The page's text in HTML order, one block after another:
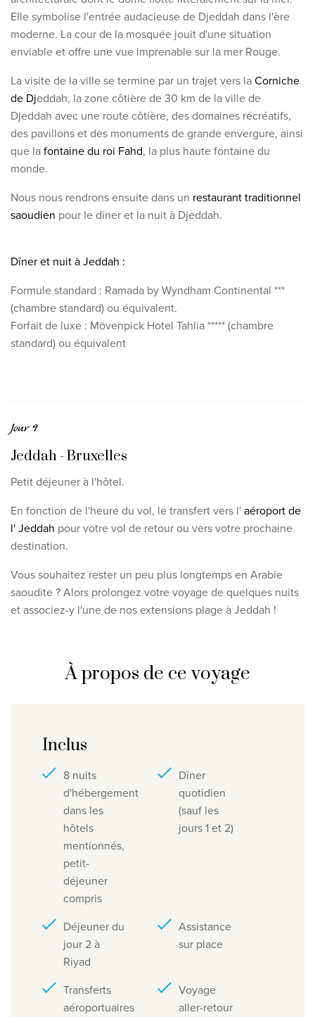
Ellesymbolise l'entrée audacieuse de Djeddah dans l'ère
moderne. La cour de la mosquée jouit d'une situation
enviable et offre une vue imprenable sur la mer Rouge.
La visite de la ville se termine par un trajet vers laCorniche
de Djeddah, la zone côtière de 30 km de la ville de
Djeddah avec une route côtière, des domaines récréatifs,
des pavillons et des monuments de grande envergure, ainsi
que lafontaine du roi Fahd, la plus haute fontaine du
monde.
Nous nous rendrons ensuite dans un restaurant traditionnel
saoudien pour le dîner et la nuit à Djeddah.
Dîner et nuit à Jeddah :
Formule standard : Ramada by Wyndham Continental ***
(chambre standard) ou équivalent.
Forfait de luxe : Mövenpick Hotel Tahlia ***** (chambre
standard) ou équivalent
Jour 9
Jeddah - Bruxelles
Petit déjeuner à l'hôtel.
En fonction de l'heure du vol, le transfert vers l'aéroport de
l' Jeddah pour votre vol de retour ou vers votre prochaine
destination.
Vous souhaitez rester un peu plus longtemps en Arabie
saoudite ? Alors prolongez votre voyage de quelques nuits
et associez-y l'une de nos extensions plage à Jeddah !
À propos de ce voyage
Inclus
8 nuits
d'hébergement
dans les
hôtels
mentionnés,
petit-
déjeuner
compris
Dîner
quotidien
(sauf les
jours 1 et 2)
Déjeuner du
jour 2 à
Riyad
Assistance
sur place
Transferts
aéroportuaires
Voyage
aller-retour